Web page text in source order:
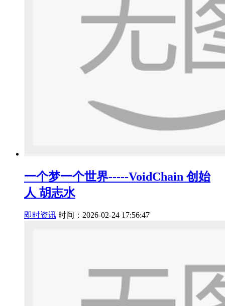
一个梦一个世界-----VoidChain 创始
人 胡志水
即时资讯 时间：2026-02-24 17:56:47